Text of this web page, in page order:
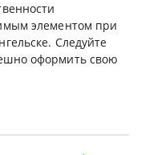
элементом при
Следуйте
оформить свою